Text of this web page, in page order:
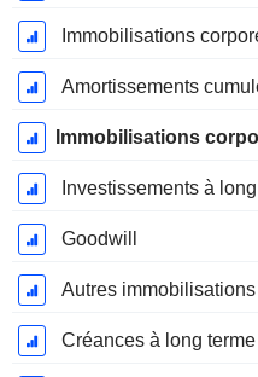
Immobilisations
Amortissements
Immobilisations
Investissements à
Goodwill
Autres
Créances à long terme